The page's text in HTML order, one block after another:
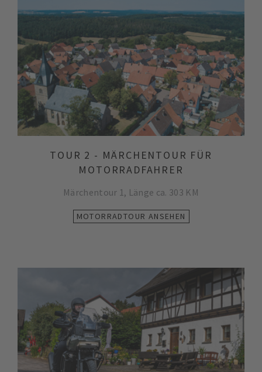
TOUR 2 - MÄRCHENTOUR FÜR
MOTORRADFAHRER
Märchentour 1, Länge ca. 303 KM
MOTORRADTOUR ANSEHEN